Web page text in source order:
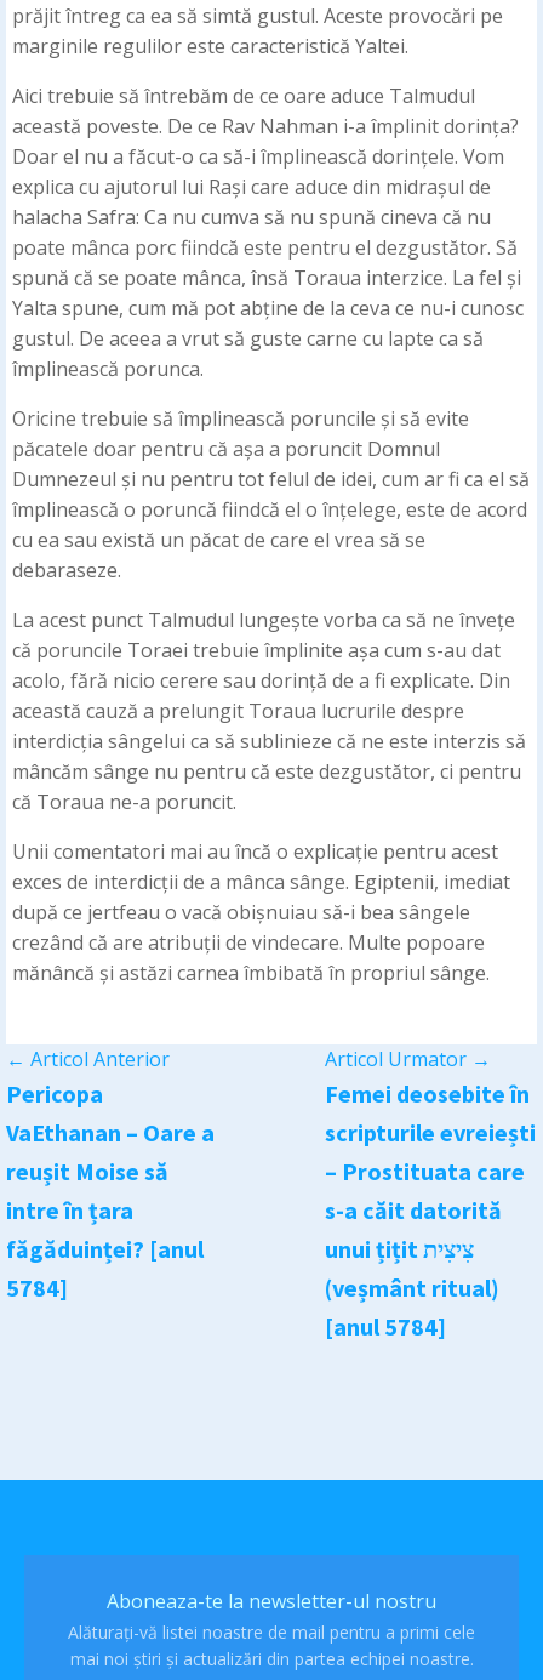
prăjit întreg ca ea să simtă gustul. Aceste provocări pe
marginile regulilor este caracteristică Yaltei.
Aici trebuie să întrebăm de ce oare aduce Talmudul
această poveste. De ce Rav Nahman i-a împlinit dorința?
Doar el nu a făcut-o ca să-i împlinească dorințele. Vom
explica cu ajutorul lui Rași care aduce din midrașul de
halacha Safra: Ca nu cumva să nu spună cineva că nu
poate mânca porc fiindcă este pentru el dezgustător. Să
spună că se poate mânca, însă Toraua interzice. La fel și
Yalta spune, cum mă pot abține de la ceva ce nu-i cunosc
gustul. De aceea a vrut să guste carne cu lapte ca să
împlinească porunca.
Oricine trebuie să împlinească poruncile și să evite
păcatele doar pentru că așa a poruncit Domnul
Dumnezeul și nu pentru tot felul de idei, cum ar fi ca el să
împlinească o poruncă fiindcă el o înțelege, este de acord
cu ea sau există un păcat de care el vrea să se
debaraseze.
La acest punct Talmudul lungește vorba ca să ne învețe
că poruncile Toraei trebuie împlinite așa cum s-au dat
acolo, fără nicio cerere sau dorință de a fi explicate. Din
această cauză a prelungit Toraua lucrurile despre
interdicția sângelui ca să sublinieze că ne este interzis să
mâncăm sânge nu pentru că este dezgustător, ci pentru
că Toraua ne-a poruncit.
Unii comentatori mai au încă o explicație pentru acest
exces de interdicții de a mânca sânge. Egiptenii, imediat
după ce jertfeau o vacă obișnuiau să-i bea sângele
crezând că are atribuții de vindecare. Multe popoare
mănâncă și astăzi carnea îmbibată în propriul sânge.
← Articol Anterior
Pericopa
VaEthanan – Oare a
reușit Moise să
intre în țara
făgăduinței? [anul
5784]
Articol Urmator →
Femei deosebite în
scripturile evreiești
– Prostituata care
s-a căit datorită
unui țițit צִיצִית
(veșmânt ritual)
[anul 5784]
Aboneaza-te la newsletter-ul nostru
Alăturați-vă listei noastre de mail pentru a primi cele
mai noi știri și actualizări din partea echipei noastre.